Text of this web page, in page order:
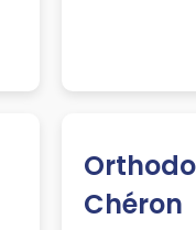
Chéron